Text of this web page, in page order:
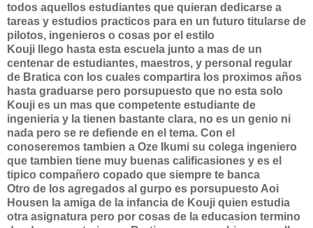
todos aquellos estudiantes que quieran dedicarse a
tareas y estudios practicos para en un futuro titularse de
pilotos, ingenieros o cosas por el estilo
Kouji llego hasta esta escuela junto a mas de un
centenar de estudiantes, maestros, y personal regular
de Bratica con los cuales compartira los proximos años
hasta graduarse pero porsupuesto que no esta solo
Kouji es un mas que competente estudiante de
ingenieria y la tienen bastante clara, no es un genio ni
nada pero se re defiende en el tema. Con el
conoseremos tambien a Oze Ikumi su colega ingeniero
que tambien tiene muy buenas calificasiones y es el
tipico compañero copado que siempre te banca
Otro de los agregados al gurpo es porsupuesto Aoi
Housen la amiga de la infancia de Kouji quien estudia
otra asignatura pero por cosas de la educasion termino